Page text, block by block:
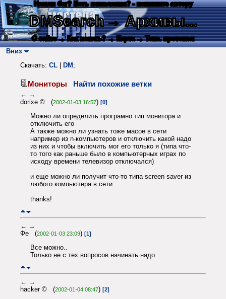
Нашли баг? Есть пожелания? - напишите автору
DMSearch→ Архивы...
О сайте → Как искать? → Карта → Текс. протокол
Вниз
Скачать: CL DM ;
Мониторы Найти похожие ветки
← →
dorixe © (2002-01-03 16:57) [0]
Можно ли определить програмно тип монитора и
отключить его
А также можно ли узнать тоже масое в сети
например из n-компьютеров и отключить какой надо
из них и чтобы включить мог его только я (типа что-
то того как раньше было в компьютерных играх по
исходу времени телевизор отключался)
и еще можно ли получит что-то типа screen saver из
любого компьютера в сети
thanks!
← →
Фе (2002-01-03 23:09) [1]
Все можно..
Только не с тех вопросов начинать надо.
← →
hacker © (2002-01-04 08:47) [2]